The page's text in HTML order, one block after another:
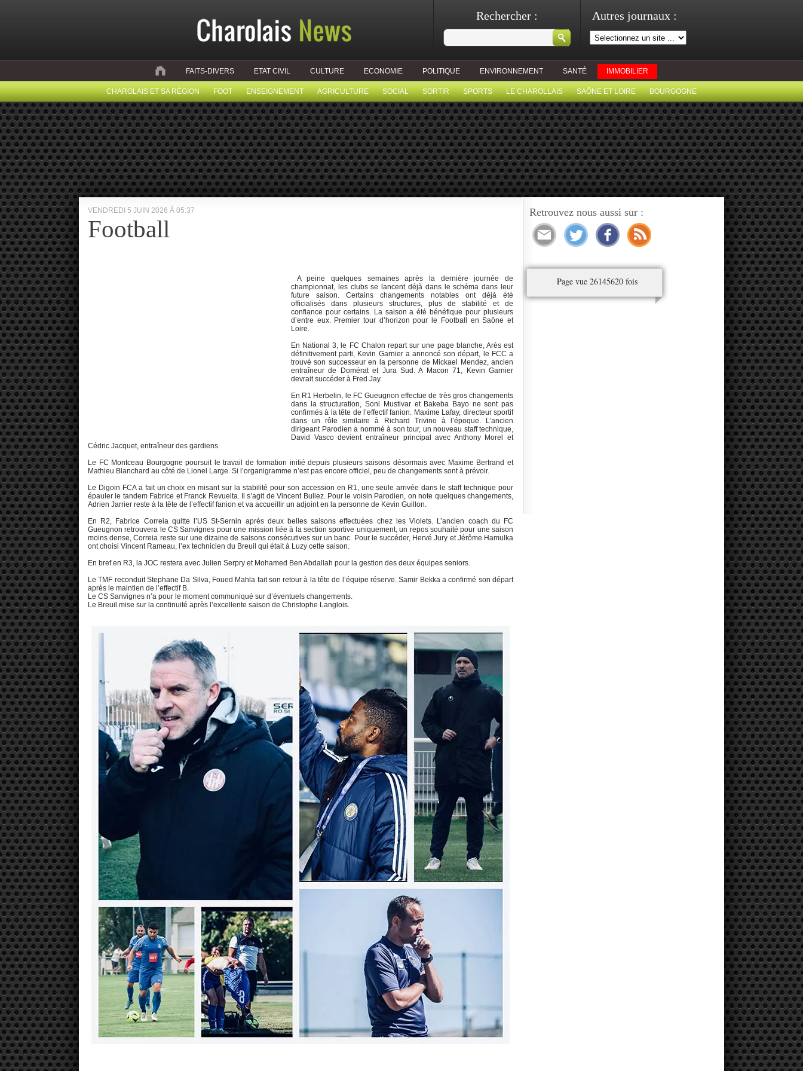
Autres journaux :
Rechercher :
FAITS-DIVERS ETAT CIVIL CULTURE ECONOMIE POLITIQUE ENVIRONNEMENT SANTÉ IMMOBILIER
CHAROLAIS ET SA RÉGION FOOT ENSEIGNEMENT AGRICULTURE SOCIAL SORTIR SPORTS LE CHAROLLAIS SAÔNE ET LOIRE BOURGOGNE
VENDREDI 5 JUIN 2026 À 05:37
Football
A peine quelques semaines après la dernière journée de
championnat, les clubs se lancent déjà dans le schéma dans leur
future saison. Certains changements notables ont déjà été
officialisés dans plusieurs structures, plus de stabilité et de
confiance pour certains. La saison a été bénéfique pour plusieurs
d’entre eux. Premier tour d’horizon pour le Football en Saône et
Loire.
En National 3, le FC Chalon repart sur une page blanche, Arès est
définitivement parti, Kevin Garnier a annoncé son départ, le FCC a
trouvé son successeur en la personne de Mickael Mendez, ancien
entraîneur de Domérat et Jura Sud. A Macon 71, Kevin Garnier
devrait succéder à Fred Jay.
En R1 Herbelin, le FC Gueugnon effectue de très gros changements
dans la structuration, Soni Mustivar et Bakeba Bayo ne sont pas
confirmés à la tête de l’effectif fanion. Maxime Lafay, directeur sportif
dans un rôle similaire à Richard Trivino à l’époque. L’ancien
dirigeant Parodien a nommé à son tour, un nouveau staff technique,
David Vasco devient entraîneur principal avec Anthony Morel et
Cédric Jacquet, entraîneur des gardiens.
Le FC Montceau Bourgogne poursuit le travail de formation initié depuis plusieurs saisons désormais avec Maxime Bertrand et
Mathieu Blanchard au côté de Lionel Large. Si l’organigramme n’est pas encore officiel, peu de changements sont à prévoir.
Le Digoin FCA a fait un choix en misant sur la stabilité pour son accession en R1, une seule arrivée dans le staff technique pour
épauler le tandem Fabrice et Franck Revuelta. Il s’agit de Vincent Buliez. Pour le voisin Parodien, on note quelques changements,
Adrien Jarrier reste à la tête de l’effectif fanion et va accueillir un adjoint en la personne de Kevin Guillon.
En R2, Fabrice Correia quitte l’US St-Sernin après deux belles saisons effectuées chez les Violets. L’ancien coach du FC
Gueugnon retrouvera le CS Sanvignes pour une mission liée à la section sportive uniquement, un repos souhaité pour une saison
moins dense, Correia reste sur une dizaine de saisons consécutives sur un banc. Pour le succéder, Hervé Jury et Jérôme Hamulka
ont choisi Vincent Rameau, l’ex technicien du Breuil qui était à Luzy cette saison.
En bref en R3, la JOC restera avec Julien Serpry et Mohamed Ben Abdallah pour la gestion des deux équipes seniors.
Le TMF reconduit Stephane Da Silva, Foued Mahla fait son retour à la tête de l’équipe réserve. Samir Bekka a confirmé son départ
après le maintien de l’effectif B.
Le CS Sanvignes n’a pour le moment communiqué sur d’éventuels changements.
Le Breuil mise sur la continuité après l’excellente saison de Christophe Langlois.
Retrouvez nous aussi sur :
Page vue 26145620 fois